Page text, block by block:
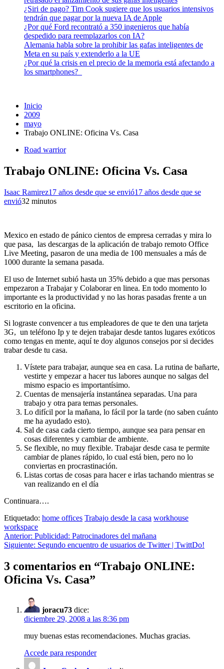
¿Siri de pago? Tim Cook sugiere que los usuarios intensivos
tendrán que pagar por la nueva IA de Apple
¿Por qué Ford recontrató a 350 ingenieros que había
despedido para reemplazarlos con IA?
Alemania habla sobre la prohibir las gafas inteligentes de
Meta en su país y extenderlo a la UE
¿Por qué la crisis en el precio de la memoria está afectando a
los smartphones?
Inicio
2009
mayo
Trabajo ONLINE: Oficina Vs. Casa
Road warrior
Trabajo ONLINE: Oficina Vs. Casa
Isaac Ramirez17 años desde que se envió17 años desde que se
envió32 minutos
Mexico en estado de pánico cientos de empresa cerradas y mira lo
que pasa, las descargas de la aplicación de trabajo remoto Office
Live Meeting, pasaron de una media de 100 mensuales a más de
1000 durante la semana pasada.
El uso de Internet subió hasta un 35% debido a que mas personas
empezaron a Trabajar y Colaborar en linea. En todo momento lo
importante es la productividad y no las horas pasadas frente a un
escritorio en la oficina.
Si lograste convencer a tus empleadores de que te den una tarjeta
3G, un teléfono Ip y te dejen trabajar desde tantos lugares exóticos
como tengas en mente, aquí te doy algunos consejos por si decides
trabar desde tu casa.
Vístete para trabajar, aunque sea en casa. La rutina de bañarte,
vestirte y empezar a hacer tus labores aunque no salgas del
mismo espacio es importantísimo.
Cuentas de mensajería instantánea separadas. Una para
trabajo y otra para temas personales.
Lo difícil por la mañana, lo fácil por la tarde (no saben cuánto
me ha ayudado esto).
Sal de casa cada cierto tiempo, aunque sea para pensar en
cosas diferentes y cambiar de ambiente.
Se flexible, no muy flexible. Trabajar desde casa te permite
cambiar de planes rápido, lo cual está bien, pero no lo
conviertas en procrastinación.
Listas cortas de cosas para hacer e irlas tachando mientras se
van realizando en el día
Continuara….
Etiquetado: home offices Trabajo desde la casa workhouse
workspace
Navegación
de
entradas
Anterior: Publicidad: Patrocinadores del mañana
Siguiente: Segundo encuentro de usuarios de Twitter | TwittDo!
3 comentarios en “Trabajo ONLINE:
Oficina Vs. Casa”
joracu73 dice:
diciembre 29, 2008 a las 8:36 pm
muy buenas estas recomendaciones. Muchas gracias.
Accede para responder